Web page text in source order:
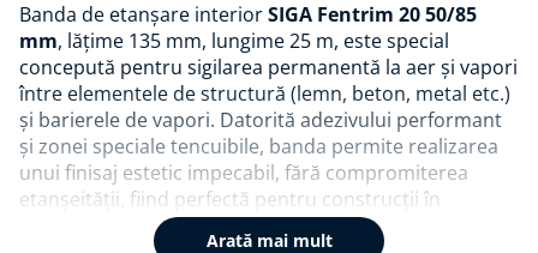
Banda de etanșare interiorSIGA Fentrim 20 50/85
mm, lățime 135 mm, lungime 25 m, este special
concepută pentru sigilarea permanentă la aer și vapori
între elementele de structură (lemn, beton, metal etc.)
și barierele de vapori. Datorită adezivului performant
și zonei speciale tencuibile, banda permite realizarea
unui finisaj estetic impecabil, fără compromiterea
etanșeității, fiind perfectă pentru construcții în
standard de Casă Pasivă sau locuințe eficiente
Arată mai mult